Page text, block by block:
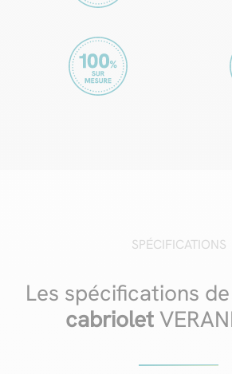
SPÉCIFICATIONS
Les spécifications
cabriolet